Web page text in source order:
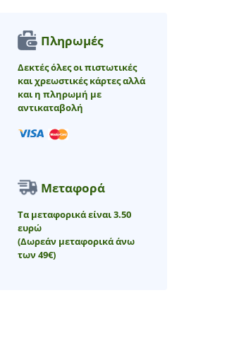
Πληρωμές
Δεκτές όλες οι πιστωτικές
και χρεωστικές κάρτες αλλά
και η πληρωμή με
αντικαταβολή
Μεταφορά
Τα μεταφορικά είναι 3.50
ευρώ
(Δωρεάν μεταφορικά άνω
των 49€)